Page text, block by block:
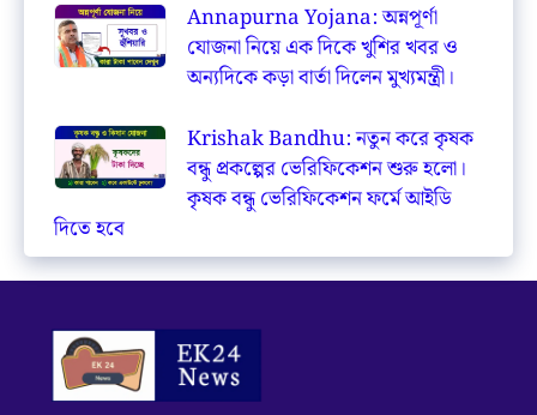
Annapurna Yojana: অন্নপূর্ণা
যোজনা নিয়ে এক দিকে খুশির খবর ও
অন্যদিকে কড়া বার্তা দিলেন মুখ্যমন্ত্রী।
Krishak Bandhu: নতুন করে কৃষক
বন্ধু প্রকল্পের ভেরিফিকেশন শুরু হলো।
কৃষক বন্ধু ভেরিফিকেশন ফর্মে আইডি
দিতে হবে